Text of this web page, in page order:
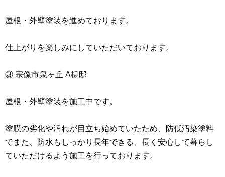
屋根・外壁塗装を進めております。
仕上がりを楽しみにしていただいております。
③ 宗像市泉ヶ丘 A様邸
屋根・外壁塗装を施工中です。
塗膜の劣化や汚れが目立ち始めていたため、防低汚染塗料
でまた、防水もしっかり長年できる、長く安心して暮らし
ていただけるよう施工を行っております。